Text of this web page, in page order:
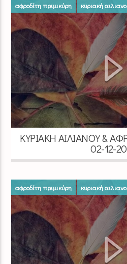
αφροδίτη πριμικύρη κυριακή
ΚΥΡΙΑΚΉ ΑΙΛΙΑΝΟΎ &
02-12-
αφροδίτη πριμικύρη κυριακή